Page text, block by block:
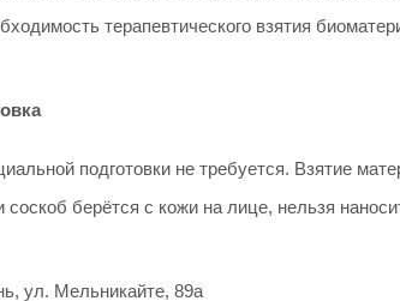
терапевтического взятия
подготовки не требуется. Взятие
соскоб берётся с кожи на лице, нельзя
ул. Мельникайте, 89а